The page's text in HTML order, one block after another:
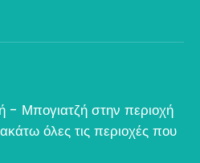
- Μπογιατζή στην περιοχή
όλες τις περιοχές που